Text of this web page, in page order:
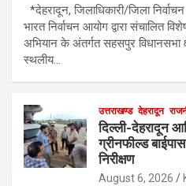
*देहरादून, जिलाधिकारी/जिला
भारत निर्वाचन आयोग द्वारा संचालित
अभियान के अंतर्गत सहसपुर विधानसभा
स्थलीय…
उत्तराखण्ड देहरादून
दिल्ली-देहरादून
ग्रीनफील्ड
निरीक्षण
August 6, 2026